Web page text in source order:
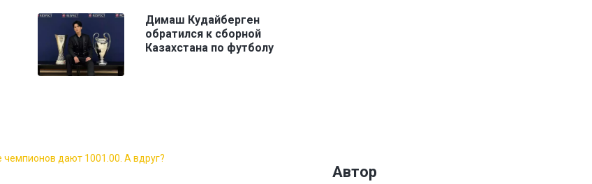
Димаш Кудайберген
обратился к сборной
Казахстана по футболу
чемпионов дают 1001.00. А вдруг?
Автор